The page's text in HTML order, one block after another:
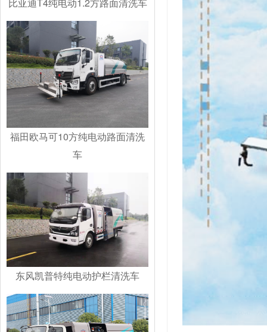
比亚迪T4纯电动1.2方路面清洗车
福田欧马可10方纯电动路面清洗
车
东风凯普特纯电动护栏清洗车